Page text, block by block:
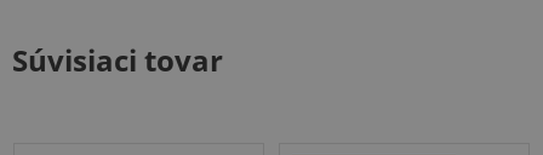
Súvisiaci tovar